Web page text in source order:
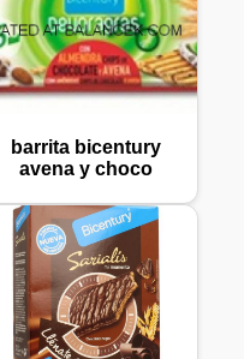
barrita bicentury
avena y choco